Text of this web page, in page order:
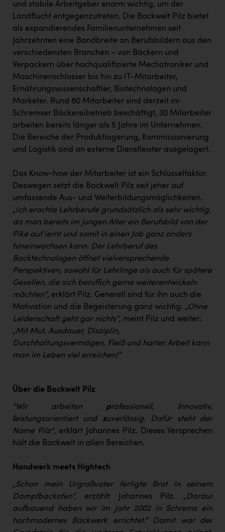
und stabile Arbeitgeber enorm wichtig, um der
Landflucht entgegenzutreten. Die Backwelt Pilz bietet
als expandierendes Familienunternehmen seit
Jahrzehnten eine Bandbreite an Berufsbildern aus den
verschiedensten Branchen – von Bäckern und
Verpackern über hochqualifizierte Mechatroniker und
Maschinenschlosser bis hin zu IT-Mitarbeiter,
Ernährungswissenschaftler, Biotechnologen und
Marketer. Rund 80 Mitarbeiter sind derzeit im
Schremser Bäckereibetrieb beschäftigt, 30 Mitarbeiter
arbeiten bereits länger als 5 Jahre im Unternehmen.
Die Bereiche der Produktlagerung, Kommissionierung
und Logistik sind an externe Dienstleister ausgelagert.
Das Know-how der Mitarbeiter ist ein Schlüsselfaktor.
Deswegen setzt die Backwelt Pilz seit jeher auf
umfassende Aus- und Weiterbildungsmöglichkeiten.
„Ich erachte Lehrberufe grundsätzlich als sehr wichtig,
da man bereits im jungen Alter ein Berufsbild von der
Pike auf lernt und somit in einen Job ganz anders
hineinwachsen kann. Der Lehrberuf des
Backtechnologen öffnet vielversprechende
Perspektiven, sowohl für Lehrlinge als auch für spätere
Gesellen, die sich beruflich gerne weiterentwickeln
möchten“, erklärt Pilz. Generell sind für ihn auch die
Motivation und die Begeisterung ganz wichtig: „Ohne
Leidenschaft geht gar nichts“, meint Pilz und weiter:
„Mit Mut, Ausdauer, Disziplin,
Durchhaltungsvermögen, Fleiß und harter Arbeit kann
man im Leben viel erreichen!“
Über die Backwelt Pilz
"Wir arbeiten professionell, innovativ,
leistungsorientiert und zuverlässig. Dafür steht der
Name Pilz", erklärt Johannes Pilz. Dieses Versprechen
hält die Backwelt in allen Bereichen.
Handwerk meets Hightech
„Schon mein Urgroßvater fertigte Brot in seinem
Dampfbackofen“, erzählt Johannes Pilz. „Darauf
aufbauend haben wir im Jahr 2002 in Schrems ein
hochmodernes Backwerk errichtet.“ Damit war der